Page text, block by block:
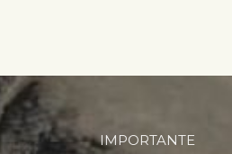
IMPORTANTE